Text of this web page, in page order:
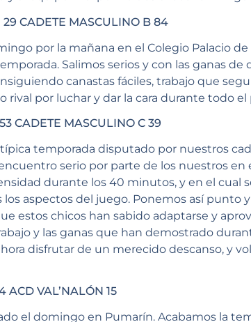
29 CADETE MASCULINO B 84
por la mañana en el Colegio Palacio
Salimos serios y con las ganas
canastas fáciles, trabajo que
rival por luchar y dar la cara durante todo el
CADETE MASCULINO C 39
temporada disputado por nuestros
serio por parte de los nuestros
durante los 40 minutos, y en el cual
aspectos del juego. Ponemos así punto
estos chicos han sabido adaptarse y
y las ganas que han demostrado
disfrutar de un merecido descanso, y
ACD VAL’NALÓN 15
el domingo en Pumarín. Acabamos la